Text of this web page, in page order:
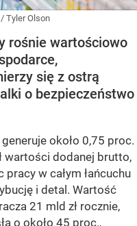
/ Tyler Olson
rośnie wartościowo
się z ostrą
o bezpieczeństwo
około 0,75 proc.
wartości dodanej brutto,
w całym łańcuchu
i detal. Wartość
21 mld zł rocznie,
o około 45 proc.,